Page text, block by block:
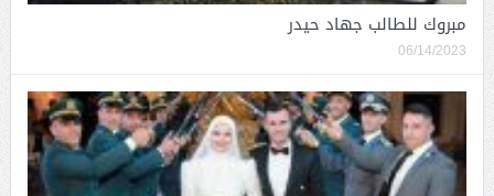
مبروك للطالب جهاد حيدر
06/14/2023